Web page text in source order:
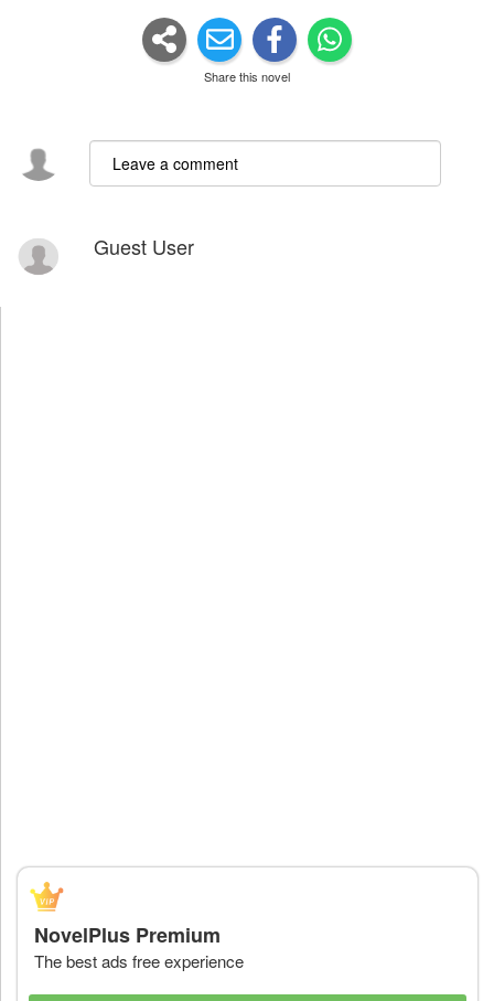
Share this novel
Guest User
NovelPlus Premium
The best ads free experience